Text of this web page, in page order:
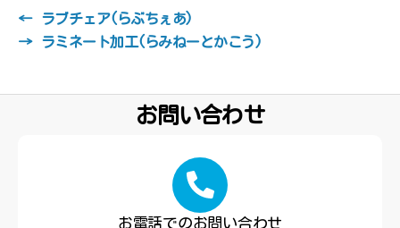
←
ラブチェア(らぶちぇあ)
→
ラミネート加工(らみねーとかこう)
お問い合わせ
お電話でのお問い合わせ